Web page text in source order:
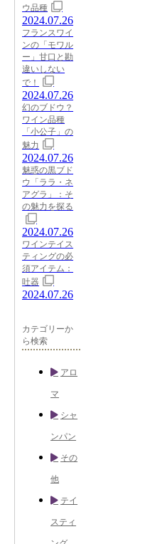
ウ品種
2024.07.26
フランスワイ
ンの「モワル
ー」甘口と勘
違いしない
で！
2024.07.26
幻のブドウ？
ワイン品種
「小公子」の
魅力
2024.07.26
魅惑の黒ブド
ウ「ララ・ネ
アグラ」：そ
の魅力を探る
2024.07.26
ワインテイス
ティングの必
須アイテム：
吐器
2024.07.26
カテゴリーか
ら検索
アロ
マ
シャ
ンパン
その
他
テイ
スティ